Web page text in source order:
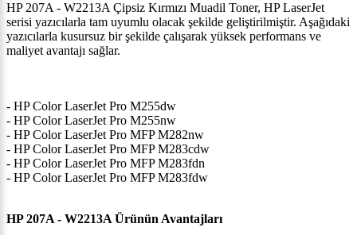
HP 207A - W2213A Çipsiz Kırmızı Muadil Toner, HP LaserJet
serisi yazıcılarla tam uyumlu olacak şekilde geliştirilmiştir. Aşağıdaki
yazıcılarla kusursuz bir şekilde çalışarak yüksek performans ve
maliyet avantajı sağlar.
- HP Color LaserJet Pro M255dw
- HP Color LaserJet Pro M255nw
- HP Color LaserJet Pro MFP M282nw
- HP Color LaserJet Pro MFP M283cdw
- HP Color LaserJet Pro MFP M283fdn
- HP Color LaserJet Pro MFP M283fdw
HP 207A - W2213A Ürünün Avantajları